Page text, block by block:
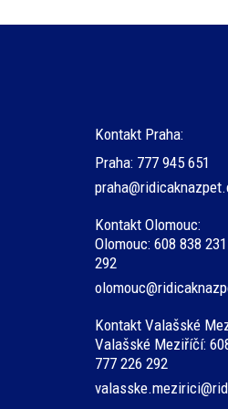
Kontakt Praha:
Praha: 777 945 651
Kontakt Olomouc:
Olomouc: 608 838
292
Kontakt Valašské
Valašské Meziříčí:
777 226 292